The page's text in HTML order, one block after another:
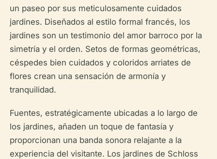
un paseo por sus meticulosamente cuidados
jardines. Diseñados al estilo formal francés, los
jardines son un testimonio del amor barroco por la
simetría y el orden. Setos de formas geométricas,
céspedes bien cuidados y coloridos arriates de
flores crean una sensación de armonía y
tranquilidad.
Fuentes, estratégicamente ubicadas a lo largo de
los jardines, añaden un toque de fantasía y
proporcionan una banda sonora relajante a la
experiencia del visitante. Los jardines de Schloss